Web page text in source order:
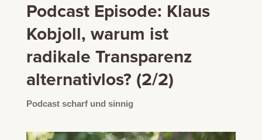
Podcast Episode: Klaus
Kobjoll, warum ist
radikale Transparenz
alternativlos? (2/2)
Podcast scharf und sinnig